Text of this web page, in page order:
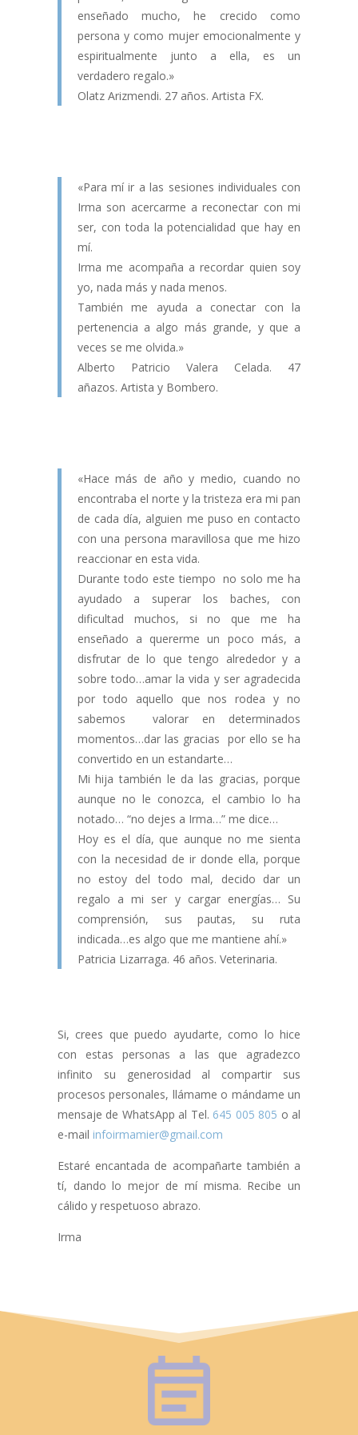
enseñado mucho, he crecido como
persona y como mujer emocionalmente y
espiritualmente junto a ella, es un
verdadero regalo.»
Olatz Arizmendi. 27 años. Artista FX.
«Para mí ir a las sesiones individuales con
Irma son acercarme a reconectar con mi
ser, con toda la potencialidad que hay en
mí.
Irma me acompaña a recordar quien soy
yo, nada más y nada menos.
También me ayuda a conectar con la
pertenencia a algo más grande, y que a
veces se me olvida.»
Alberto Patricio Valera Celada. 47
añazos. Artista y Bombero.
«Hace más de año y medio, cuando no
encontraba el norte y la tristeza era mi pan
de cada día, alguien me puso en contacto
con una persona maravillosa que me hizo
reaccionar en esta vida.
Durante todo este tiempo no solo me ha
ayudado a superar los baches, con
dificultad muchos, si no que me ha
enseñado a quererme un poco más, a
disfrutar de lo que tengo alrededor y a
sobre todo…amar la vida y ser agradecida
por todo aquello que nos rodea y no
sabemos valorar en determinados
momentos…dar las gracias por ello se ha
convertido en un estandarte…
Mi hija también le da las gracias, porque
aunque no le conozca, el cambio lo ha
notado… “no dejes a Irma…” me dice…
Hoy es el día, que aunque no me sienta
con la necesidad de ir donde ella, porque
no estoy del todo mal, decido dar un
regalo a mi ser y cargar energías… Su
comprensión, sus pautas, su ruta
indicada…es algo que me mantiene ahí.»
Patricia Lizarraga. 46 años. Veterinaria.
Si, crees que puedo ayudarte, como lo hice
con estas personas a las que agradezco
infinito su generosidad al compartir sus
procesos personales, llámame o mándame un
mensaje de WhatsApp al Tel. 645 005 805 o al
e-mail infoirmamier@gmail.com
Estaré encantada de acompañarte también a
tí, dando lo mejor de mí misma. Recibe un
cálido y respetuoso abrazo.
Irma